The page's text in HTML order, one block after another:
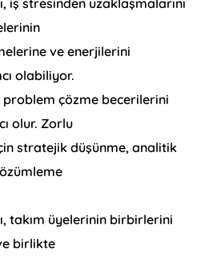
iş stresinden uzaklaşmalarını
ve enerjilerini
olabiliyor.
problem çözme becerilerini
olur. Zorlu
stratejik düşünme, analitik
takım üyelerinin birbirlerini
birlikte